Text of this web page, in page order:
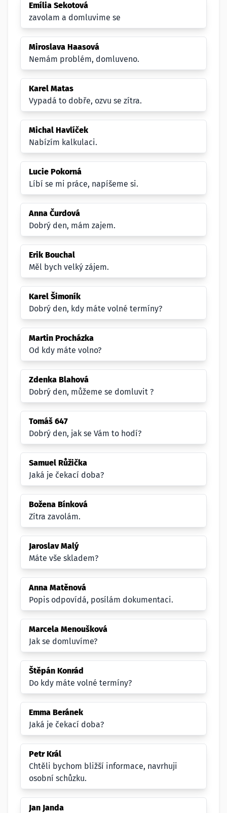
Emília Sekotová
zavolam a domluvime se
Miroslava Haasová
Nemám problém, domluveno.
Karel Matas
Vypadá to dobře, ozvu se zítra.
Michal Havlíček
Nabízím kalkulaci.
Lucie Pokorná
Líbí se mi práce, napíšeme si.
Anna Čurdová
Dobrý den, mám zajem.
Erik Bouchal
Měl bych velký zájem.
Karel Šimoník
Dobrý den, kdy máte volné termíny?
Martin Procházka
Od kdy máte volno?
Zdenka Blahová
Dobrý den, můžeme se domluvit ?
Tomáš 647
Dobrý den, jak se Vám to hodí?
Samuel Růžička
Jaká je čekací doba?
Božena Bínková
Zítra zavolám.
Jaroslav Malý
Máte vše skladem?
Anna Matěnová
Popis odpovídá, posílám dokumentaci.
Marcela Menoušková
Jak se domluvíme?
Štěpán Konrád
Do kdy máte volné termíny?
Emma Beránek
Jaká je čekací doba?
Petr Král
Chtěli bychom bližší informace, navrhuji
osobní schůzku.
Jan Janda